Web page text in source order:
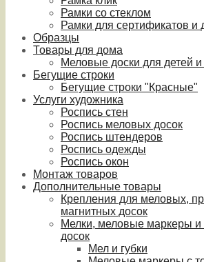
Рамки со стеклом
Рамки для сертификатов и
Образцы
Товары для дома
Меловые доски для детей
Бегущие строки
Бегущие строки "Красные"
Услуги художника
Роспись стен
Роспись меловых досок
Роспись штендеров
Роспись одежды
Роспись окон
Монтаж товаров
Дополнительные товары
Крепления для меловых,
магнитных досок
Мелки, меловые маркеры и
досок
Мел и губки